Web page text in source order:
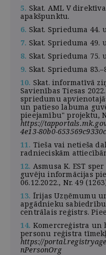
5. Skat. AML V
apakšpunktu.
6. Skat. Sprieduma 44.
7. Skat. Sprieduma 49.
8. Skat. Sprieduma 75.
9. Skat. Sprieduma
10. Skat. informatīvā
Savienības Tiesas
spriedumu
un patieso labuma
pieejamību" projektu,
https://
4e13-80b0-653569c9330c
11. Tieša vai netieša
radnieciskām
12. Asmusa K. EST
guvēju informācijas
06.12.2022., Nr. 49
13. Īrijas Uzņēmumu
apgādnieku
centrālais reģistrs.
14. Komercreģistra un
personu reģistra
https://
nPersonOrg